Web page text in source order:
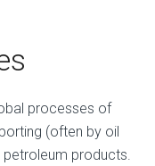
processes of
(often by oil
petroleum products.